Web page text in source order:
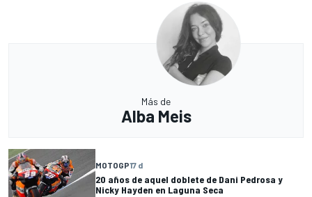
Más de
Alba Meis
MOTOGP17 d
20 años de aquel doblete de Dani Pedrosa y
Nicky Hayden en Laguna Seca